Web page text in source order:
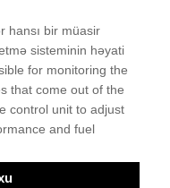
hansı bir müasir
sisteminin həyati
for monitoring the
that come out of the
control unit to adjust
and fuel